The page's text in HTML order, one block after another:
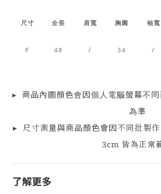
尺寸 全長 肩寬 胸圍 袖寬
F 48 / 34 /
▸ 商品內圖顏色會因個人電腦螢幕不
為準
▸ 尺寸測量與商品顏色會因不同批製
3cm 皆為正常
了解更多